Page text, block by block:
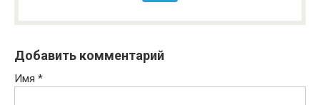
Добавить комментарий
Имя *